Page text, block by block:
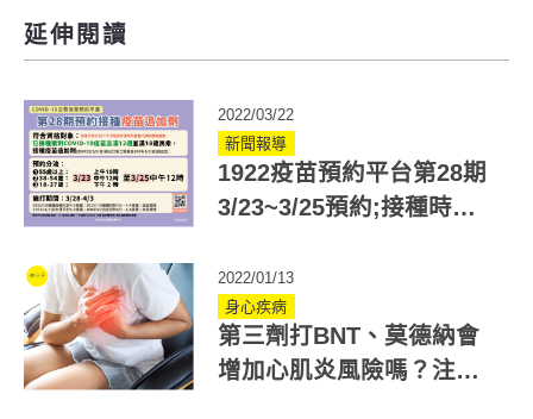
延伸閱讀
2022/03/22
新聞報導
1922疫苗預約平台第28期
3/23~3/25預約;接種時間
2022/01/13
身心疾病
第三劑打BNT、莫德納會
增加心肌炎風險嗎？注意5